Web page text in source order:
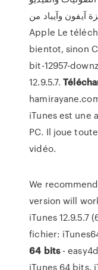
آيفون وآيباد من
Apple Le
bientot, sinon
bit-12957-
12.9.5.7.
iTunes est une
PC. Il joue
vidéo.
We
version will
iTunes 12.9.5.7
fichier:
64 bits-
iTunes 64 bits.